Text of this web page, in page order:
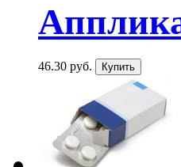
46.30 руб.